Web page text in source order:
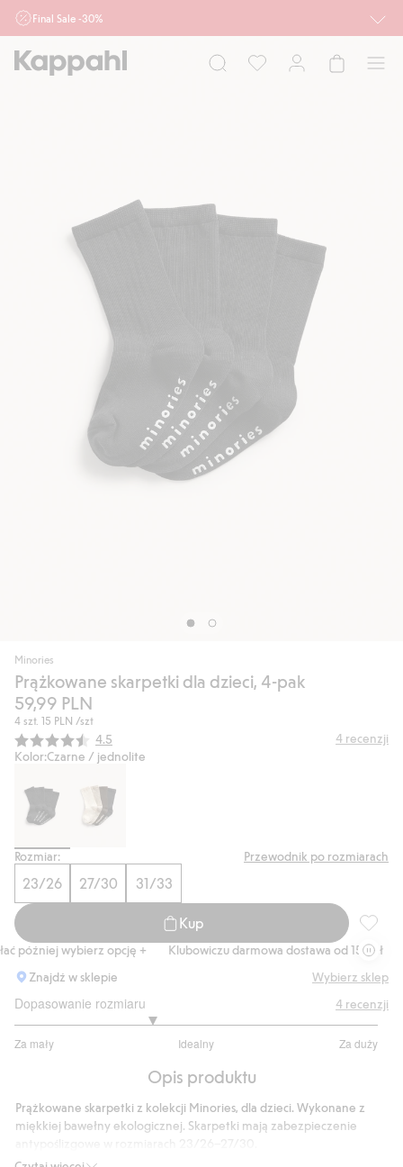
Final Sale -30%
działu outlet do 10.8 w sklepach Kappahl i Newbie oraz na kappahl.com. Ofert
nie łączymy
Minories
Prążkowane skarpetki dla dzieci, 4-pak
59,99 PLN
4 szt. 15 PLN /szt
Średnia ocena:
4.5 4 recenzji
Kolor:Czarne / jednolite
Rozmiar: Przewodnik po rozmiarach
23/26 27/30 31/33
Kup
później wybierz opcję + Klubowiczu darmowa dostawa od 150 zł
Znajdź w sklepie
Wybierz sklep
Dopasowanie rozmiaru
Za mały Idealny Za duży
na
4
głosów
4 recenzji
Opis produktu
Prążkowane skarpetki z kolekcji Minories, dla dzieci. Wykonane z
miękkiej bawełny ekologicznej. Skarpetki mają zabezpieczenie
Numer artykułu